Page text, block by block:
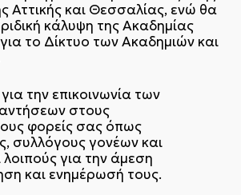
Αττικής και Θεσσαλίας, ενώ θα
κάλυψη της Ακαδημίας
το Δίκτυο των Ακαδημιών και
την επικοινωνία των
στους
φορείς σας όπως
συλλόγους γονέων και
για την άμεση
και ενημέρωσή τους.